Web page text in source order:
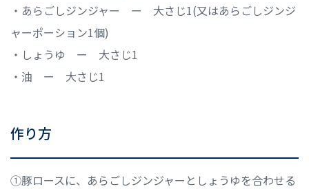
・あらごしジンジャー ー 大さじ1(又はあらごしジンジ
ャーポーション1個)
・しょうゆ ー 大さじ1
・油 ー 大さじ1
作り方
①豚ロースに、あらごしジンジャーとしょうゆを合わせる